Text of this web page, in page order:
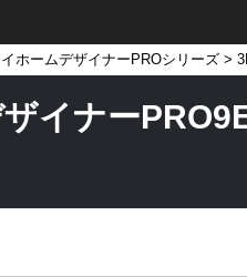
ホームデザイナーPROシリーズ >
イナー